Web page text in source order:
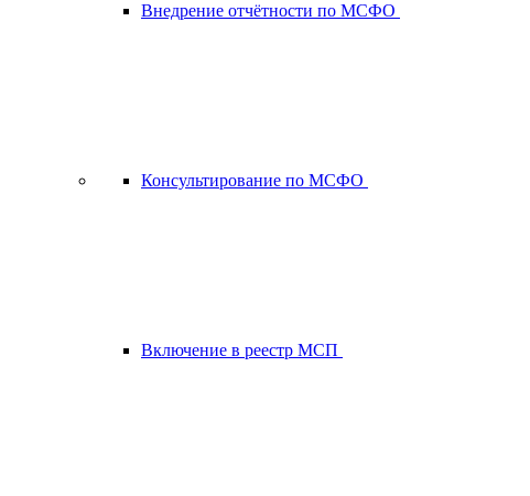
Внедрение отчётности по МСФО
Консультирование по МСФО
Включение в реестр МСП